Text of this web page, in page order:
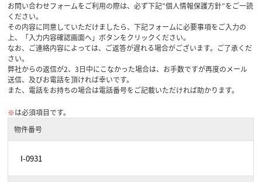
お問い合わせフォームをご利用の際は、必ず下記”個人情報保護方針”をご一読
ください。
その内容に同意していただけましたら、下記フォームに必要事項をご入力の
上、「入力内容確認画面へ」ボタンをクリックください。
なお、ご連絡内容によっては、ご返答が遅れる場合がございます。ご了承くだ
さい。
弊社からの返信が2、3日中にこなかった場合は、お手数ですが再度のメール
送信、及びお電話を頂ければ幸いです。
また、電話をお持ちの場合は電話番号をご記載いただければ助かります。
※は必須項目です。
物件番号